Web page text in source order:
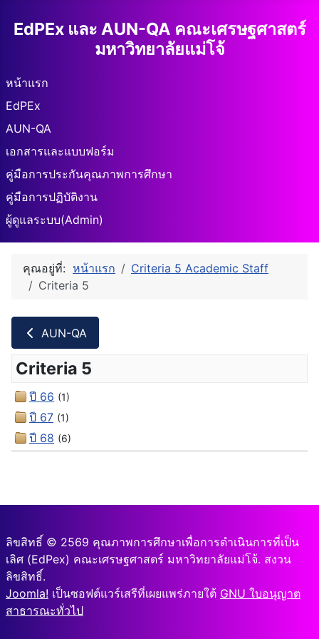
EdPEx และ AUN-QA คณะเศรษฐศาสตร์
มหาวิทยาลัยแม่โจ้
หน้าแรก
EdPEx
AUN-QA
เอกสารและแบบฟอร์ม
คู่มือการประกันคุณภาพการศึกษา
คู่มือการปฏิบัติงาน
ผู้ดูแลระบบ(Admin)
คุณอยู่ที่: หน้าแรก
Criteria 5 Academic Staff
Criteria 5
AUN-QA
Criteria 5
ปี 66 (1)
ปี 67 (1)
ปี 68 (6)
ลิขสิทธิ์ © 2569 คุณภาพการศึกษาเพื่อการดำเนินการที่เป็น
เลิศ (EdPex) คณะเศรษฐศาสตร์ มหาวิทยาลัยแม่โจ้. สงวน
ลิขสิทธิ์.
Joomla! เป็นซอฟต์แวร์เสรีที่เผยแพร่ภายใต้ GNU ใบอนุญาต
สาธารณะทั่วไป